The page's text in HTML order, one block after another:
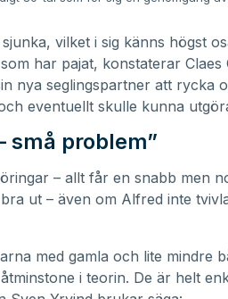
vilket i sig känns högst
har pajat, konstaterar Claes
nya seglingspartner att rycka
eventuellt skulle kunna
små problem”
– allt får en snabb men
ut – även om Alfred inte
med gamla och lite mindre
i teorin. De är helt